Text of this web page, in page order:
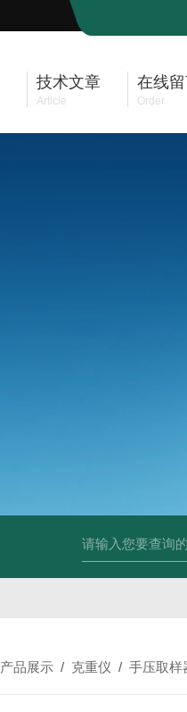
技术文章
Article
在线
Order
产品展示 / 克重仪 /手压取样